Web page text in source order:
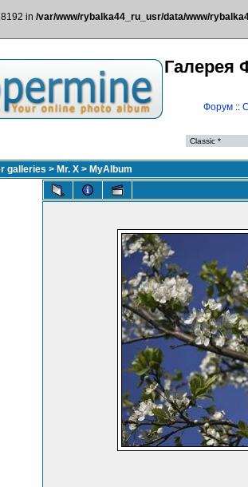
in /var/www/rybalka44_ru_usr/data/www/
Галерея
Форум::
galleries > Mr. X > MyAlbum